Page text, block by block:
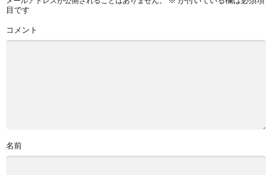
目です
コメント
名前